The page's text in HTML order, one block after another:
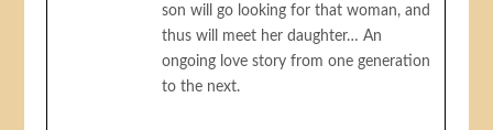
son will go looking for that woman, and
thus will meet her daughter… An
ongoing love story from one generation
to the next.